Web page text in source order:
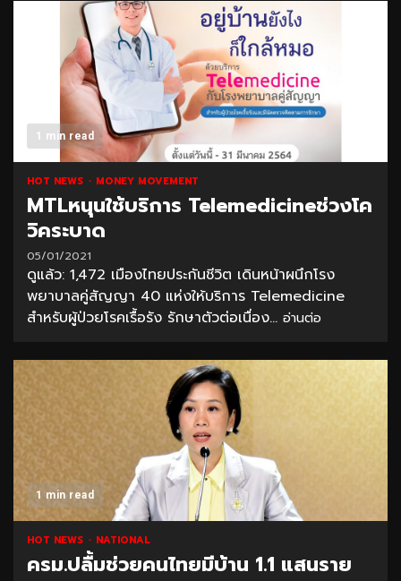
1 min read
HOT NEWS MONEY MOVEMENT
MTLหนุนใช้บริการ Telemedicineช่วงโค
วิคระบาด
05/01/2021
ดูแล้ว: 1,472 เมืองไทยประกันชีวิต เดินหน้าผนึกโรง
พยาบาลคู่สัญญา 40 แห่งให้บริการ Telemedicine
สำหรับผู้ป่วยโรคเรื้อรัง รักษาตัวต่อเนื่อง... อ่านต่อ
1 min read
HOT NEWS NATIONAL
ครม.ปลื้มช่วยคนไทยมีบ้าน 1.1 แสนราย